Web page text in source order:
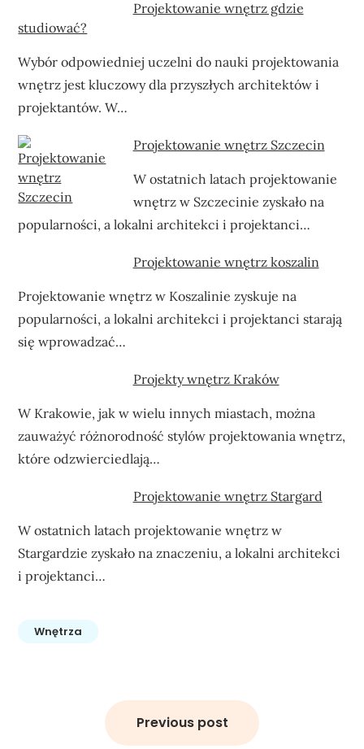
Projektowanie wnętrz gdzie
studiować?
Wybór odpowiedniej uczelni do nauki projektowania
wnętrz jest kluczowy dla przyszłych architektów i
projektantów. W…
Projektowanie wnętrz Szczecin
W ostatnich latach projektowanie
wnętrz w Szczecinie zyskało na
popularności, a lokalni architekci i projektanci…
Projektowanie wnętrz koszalin
Projektowanie wnętrz w Koszalinie zyskuje na
popularności, a lokalni architekci i projektanci starają
się wprowadzać…
Projekty wnętrz Kraków
W Krakowie, jak w wielu innych miastach, można
zauważyć różnorodność stylów projektowania wnętrz,
które odzwierciedlają…
Projektowanie wnętrz Stargard
W ostatnich latach projektowanie wnętrz w
Stargardzie zyskało na znaczeniu, a lokalni architekci
i projektanci…
Wnętrza
Previous post